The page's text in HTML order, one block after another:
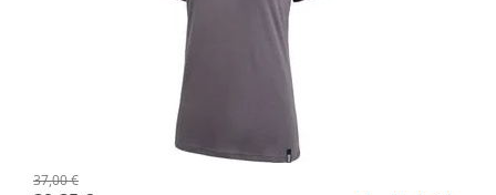
37,00 €